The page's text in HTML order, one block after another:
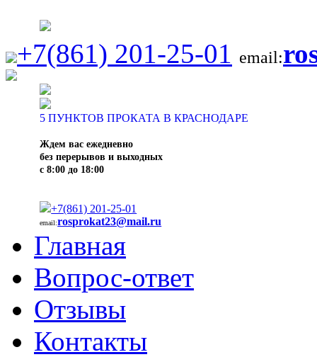
+7(861) 201-25-01 email:
5 ПУНКТОВ ПРОКАТА В КРАСНОДАРЕ
Ждем вас ежедневно
без перерывов и выходных
с 8:00 до 18:00
+7(861) 201-25-01
email:rosprokat23@mail.ru
Главная
Вопрос-ответ
Отзывы
Контакты